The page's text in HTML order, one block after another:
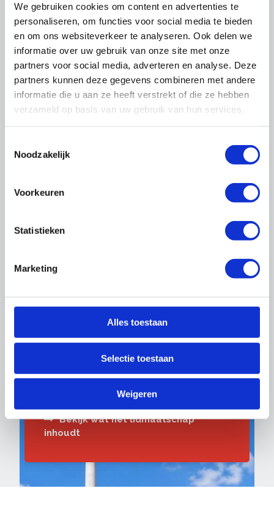
We gebruiken cookies om content en advertenties te
personaliseren, om functies voor social media te bieden
en om ons websiteverkeer te analyseren. Ook delen we
informatie over uw gebruik van onze site met onze
partners voor social media, adverteren en analyse. Deze
partners kunnen deze gegevens combineren met andere
informatie die u aan ze heeft verstrekt of die ze hebben
verzameld op basis van uw gebruik van hun services.
Noodzakelijk
Voorkeuren
Statistieken
Marketing
Alles toestaan
Selectie toestaan
Weigeren
LinkedIn
Twitter
Facebook
Instagram
Youtube
Magazine
te ondernemen. Samen zijn we een sterke
sector van ondernemers en vakmensen.
Wij houden Nederland mooi.
Bekijk wat het lidmaatschap
inhoudt